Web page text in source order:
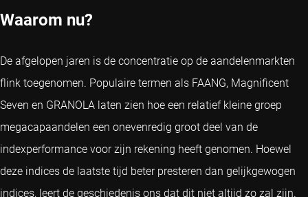
Waarom nu?
De afgelopen jaren is de concentratie op de aandelenmarkten
flink toegenomen. Populaire termen als FAANG, Magnificent
Seven en GRANOLA laten zien hoe een relatief kleine groep
megacapaandelen een onevenredig groot deel van de
indexperformance voor zijn rekening heeft genomen. Hoewel
deze indices de laatste tijd beter presteren dan gelijkgewogen
indices, leert de geschiedenis ons dat dit niet altijd zo zal zijn.